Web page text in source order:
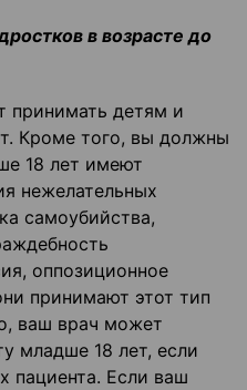
в возрасте до
принимать детям и
Кроме того, вы должны
18 лет имеют
нежелательных
самоубийства,
оппозиционное
принимают этот тип
ваш врач может
младше 18 лет, если
пациента. Если ваш